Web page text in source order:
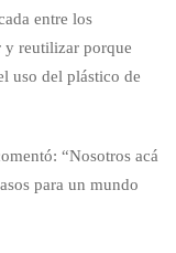
entre los
y reutilizar porque
uso del plástico de
“Nosotros acá
para un mundo